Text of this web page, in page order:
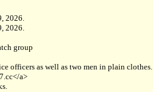
2026.
2026.
group
officers as well as two men in plain clothes.
a>